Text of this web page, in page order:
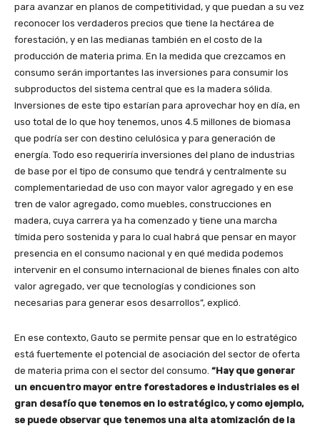
para avanzar en planos de competitividad, y que puedan a su vez
reconocer los verdaderos precios que tiene la hectárea de
forestación, y en las medianas también en el costo de la
producción de materia prima. En la medida que crezcamos en
consumo serán importantes las inversiones para consumir los
subproductos del sistema central que es la madera sólida.
Inversiones de este tipo estarían para aprovechar hoy en día, en
uso total de lo que hoy tenemos, unos 4.5 millones de biomasa
que podría ser con destino celulósica y para generación de
energía. Todo eso requeriría inversiones del plano de industrias
de base por el tipo de consumo que tendrá y centralmente su
complementariedad de uso con mayor valor agregado y en ese
tren de valor agregado, como muebles, construcciones en
madera, cuya carrera ya ha comenzado y tiene una marcha
tímida pero sostenida y para lo cual habrá que pensar en mayor
presencia en el consumo nacional y en qué medida podemos
intervenir en el consumo internacional de bienes finales con alto
valor agregado, ver que tecnologías y condiciones son
necesarias para generar esos desarrollos”, explicó.
En ese contexto, Gauto se permite pensar que en lo estratégico
está fuertemente el potencial de asociación del sector de oferta
de materia prima con el sector del consumo. “Hay que generar
un encuentro mayor entre forestadores e industriales es el
gran desafío que tenemos en lo estratégico, y como ejemplo,
se puede observar que tenemos una alta atomización de la